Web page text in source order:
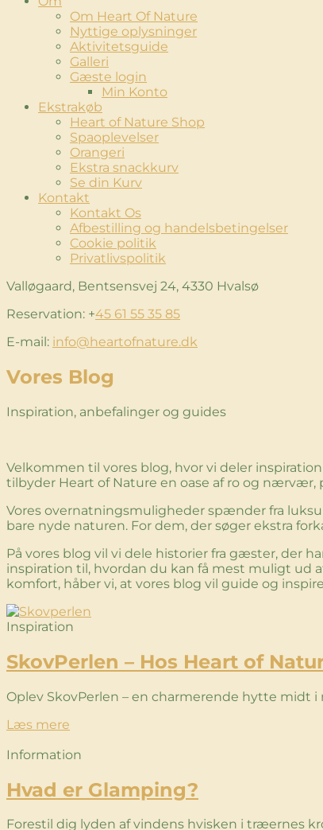
Om Heart Of Nature
Nyttige oplysninger
Aktivitetsguide
Galleri
Gæste login
Min Konto
Ekstrakøb
Heart of Nature Shop
Spaoplevelser
Orangeri
Ekstra snackkurv
Se din Kurv
Kontakt
Kontakt Os
Afbestilling og handelsbetingelser
Cookie politik
Privatlivspolitik
Valløgaard, Bentsensvej 24, 4330 Hvalsø
Reservation: +45 61 55 35 85
E-mail: info@heartofnature.dk
Vores Blog
Inspiration, anbefalinger og guides
Velkommen til vores blog, hvor vi deler
tilbyder Heart of Nature en oase af ro og
Vores overnatningsmuligheder spænder fra
bare nyde naturen. For dem, der søger ekstra
På vores blog vil vi dele historier fra gæster, der
inspiration til, hvordan du kan få mest muligt ud
komfort, håber vi, at vores blog vil guide og
Inspiration
SkovPerlen – Hos Heart of
Oplev SkovPerlen – en charmerende hytte midt
Læs mere
Information
Hvad er Glamping?
Forestil dig lyden af vindens hvisken i træernes